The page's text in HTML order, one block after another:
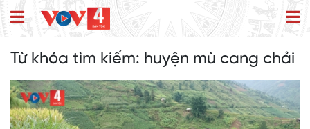
Từ khóa tìm kiếm: huyện mù cang chải